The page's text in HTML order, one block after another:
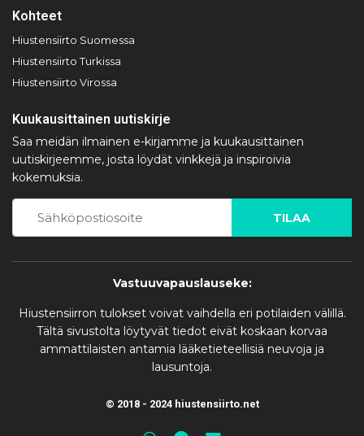
Kohteet
Hiustensiirto Suomessa
Hiustensiirto Turkissa
Hiustensiirto Virossa
Kuukausittainen uutiskirje
Saa meidän ilmainen e-kirjamme ja kuukausittainen
uutiskirjeemme, josta löydät vinkkejä ja inspiroivia
kokemuksia.
TILAA
Vastuuvapauslauseke:
Hiustensiirron tulokset voivat vaihdella eri potilaiden välillä.
Tältä sivustolta löytyvät tiedot eivät koskaan korvaa
ammattilaisten antamia lääketieteellisiä neuvoja ja
lausuntoja.
© 2018 - 2024 hiustensiirto.net